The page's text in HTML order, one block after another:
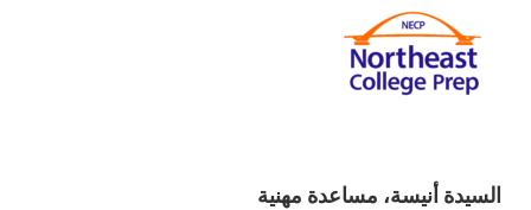
السيدة أنيسة، مساعدة مهنية